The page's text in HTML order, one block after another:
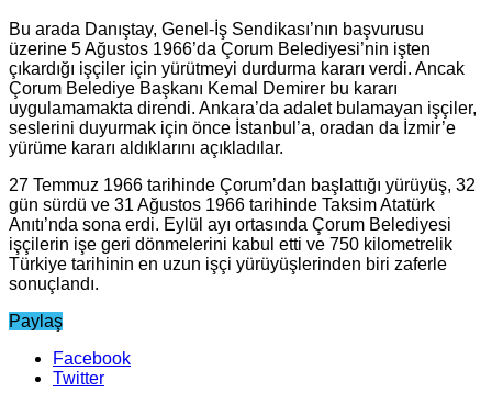
Bu arada Danıştay, Genel-İş Sendikası’nın başvurusu
üzerine 5 Ağustos 1966’da Çorum Belediyesi’nin işten
çıkardığı işçiler için yürütmeyi durdurma kararı verdi. Ancak
Çorum Belediye Başkanı Kemal Demirer bu kararı
uygulamamakta direndi. Ankara’da adalet bulamayan işçiler,
seslerini duyurmak için önce İstanbul’a, oradan da İzmir’e
yürüme kararı aldıklarını açıkladılar.
27 Temmuz 1966 tarihinde Çorum’dan başlattığı yürüyüş, 32
gün sürdü ve 31 Ağustos 1966 tarihinde Taksim Atatürk
Anıtı’nda sona erdi. Eylül ayı ortasında Çorum Belediyesi
işçilerin işe geri dönmelerini kabul etti ve 750 kilometrelik
Türkiye tarihinin en uzun işçi yürüyüşlerinden biri zaferle
sonuçlandı.
Paylaş
Facebook
Twitter